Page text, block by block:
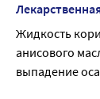
оболочек
анисовое
который
Жидкость
анисового
выпадение